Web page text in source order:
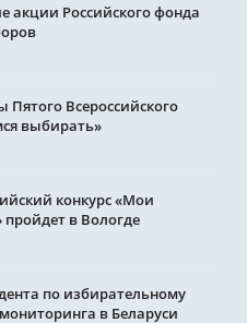
акции Российского фонда
Всероссийского
выбирать»
конкурс «Мои
в Вологде
по избирательному
в Беларуси